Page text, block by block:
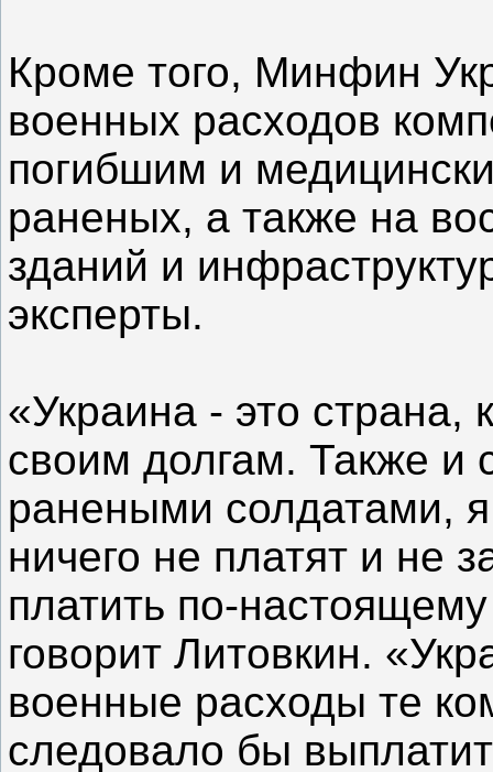
Кроме того, Минфин
военных расходов
погибшим и
раненых, а также на
зданий и
эксперты.
«Украина - это страна,
своим долгам. Также и
ранеными солдатами,
ничего не платят и не
платить по-
говорит Литовкин.
военные расходы те
следовало бы